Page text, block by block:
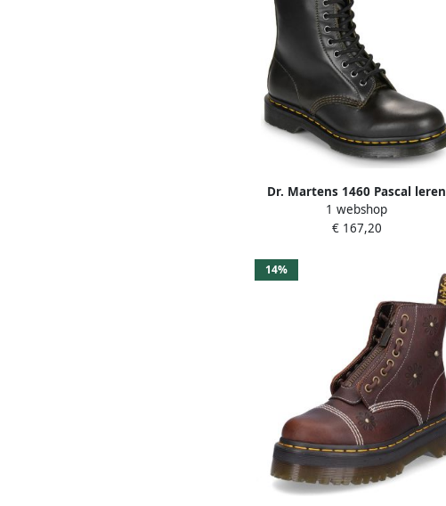
Dr. Martens 1460 Pascal leren
veterboots taupe
1 webshop
€ 167,20
14%